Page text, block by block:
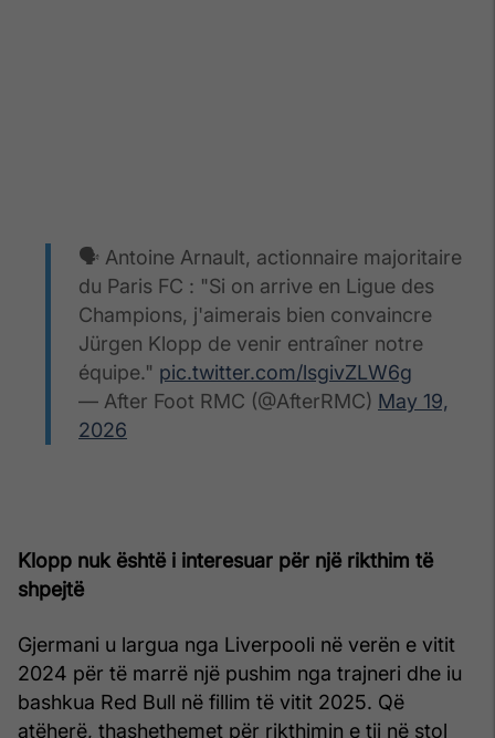
🗣️ Antoine Arnault, actionnaire majoritaire
du Paris FC : "Si on arrive en Ligue des
Champions, j'aimerais bien convaincre
Jürgen Klopp de venir entraîner notre
équipe." pic.twitter.com/lsgivZLW6g
— After Foot RMC (@AfterRMC) May 19,
2026
Klopp nuk është i interesuar për një rikthim të
shpejtë
Gjermani u largua nga Liverpooli në verën e vitit
2024 për të marrë një pushim nga trajneri dhe iu
bashkua Red Bull në fillim të vitit 2025. Që
atëherë, thashethemet për rikthimin e tij në stol